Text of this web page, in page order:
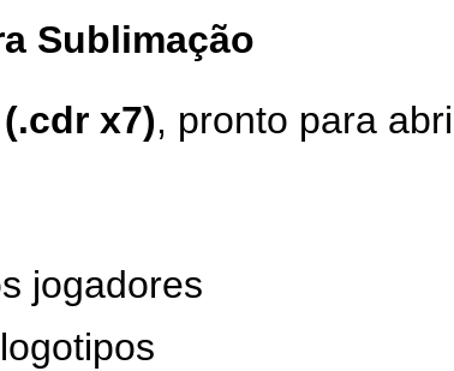
Sublimação
x7), pronto para
jogadores